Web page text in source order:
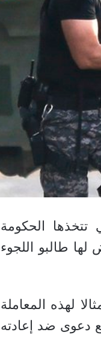
تتخذها الحكومة
لها طالبو اللجوء
لهذه المعاملة
سوري يبلغ من العمر 28 عاما، رفع دعوى ضد إعادته